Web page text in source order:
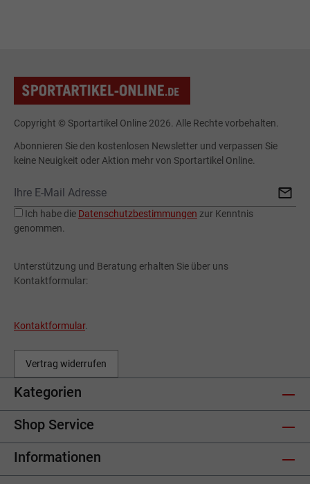
Copyright © Sportartikel Online 2026. Alle Rechte vorbehalten.
Abonnieren Sie den kostenlosen Newsletter und verpassen Sie
keine Neuigkeit oder Aktion mehr von Sportartikel Online.
Ich habe die Datenschutzbestimmungen zur Kenntnis
genommen.
Unterstützung und Beratung erhalten Sie über uns
Kontaktformular:
Kontaktformular.
Vertrag widerrufen
Kategorien
Shop Service
Informationen